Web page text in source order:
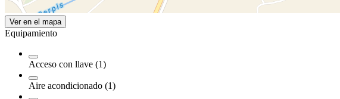
Ver en el mapa
Equipamiento
Acceso con llave (1)
Aire acondicionado (1)